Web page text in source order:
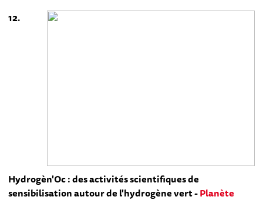
12.
Hydrogèn'Oc : des activités scientifiques de
sensibilisation autour de l'hydrogène vert -Planète